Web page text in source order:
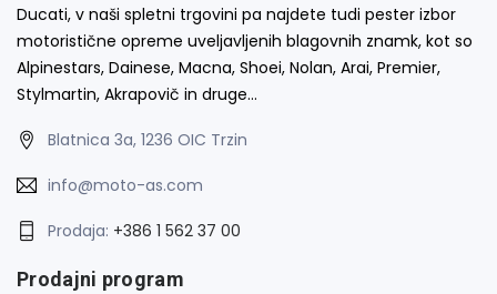
Ducati, v naši spletni trgovini pa najdete tudi pester izbor
motoristične opreme uveljavljenih blagovnih znamk, kot so
Alpinestars, Dainese, Macna, Shoei, Nolan, Arai, Premier,
Stylmartin, Akrapovič in druge…
Blatnica 3a, 1236 OIC Trzin
info@moto-as.com
Prodaja: +386 1 562 37 00
Prodajni program